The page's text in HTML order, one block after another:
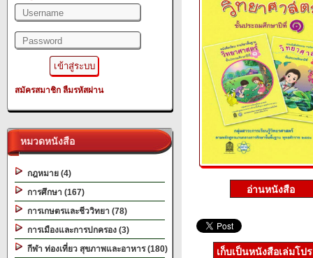
สมัครสมาชิก ลืมรหัสผ่าน
หมวดหนังสือ
กฎหมาย (4)
การศึกษา (167)
การเกษตรและชีววิทยา (78)
การเมืองและการปกครอง (3)
กีฬา ท่องเที่ยว สุขภาพและอาหาร (180)
เก็บเป็นหนังสือเล่มโป